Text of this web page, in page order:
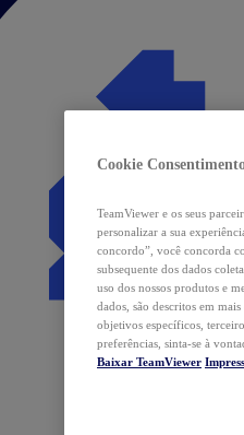
Cookie
TeamViewer e os seus
personalizar a sua
concordo”, você concorda
subsequente dos dados
uso dos nossos produtos e
dados, são descritos em mais
objetivos específicos,
preferências, sinta-se à
Baixar TeamViewer